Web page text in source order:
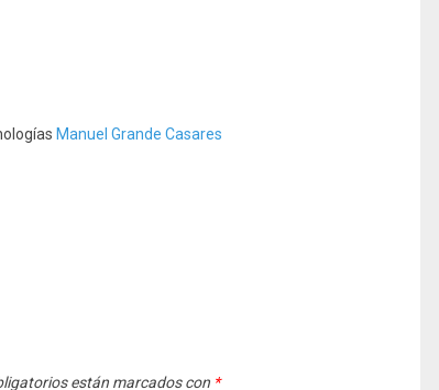
Manuel Grande Casares
están marcados con *